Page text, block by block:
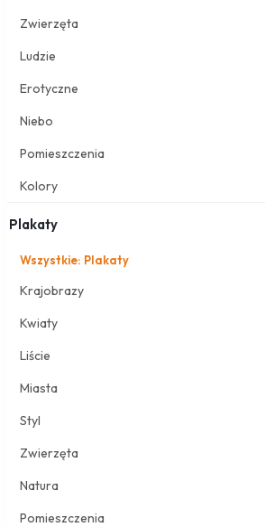
Zwierzęta
Ludzie
Erotyczne
Niebo
Pomieszczenia
Kolory
Plakaty
Wszystkie: Plakaty
Krajobrazy
Kwiaty
Liście
Miasta
Styl
Zwierzęta
Natura
Pomieszczenia